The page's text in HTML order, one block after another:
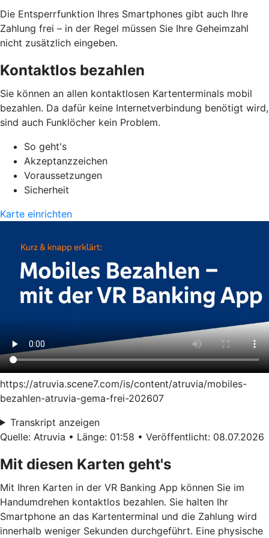
Die Entsperrfunktion Ihres Smartphones gibt auch Ihre
Zahlung frei – in der Regel müssen Sie Ihre Geheimzahl
nicht zusätzlich eingeben.
Kontaktlos bezahlen
Sie können an allen kontaktlosen Kartenterminals mobil
bezahlen. Da dafür keine Internetverbindung benötigt wird,
sind auch Funklöcher kein Problem.
So geht's
Akzeptanzzeichen
Voraussetzungen
Sicherheit
Karte einrichten
https://atruvia.scene7.com/is/content/atruvia/mobiles-
bezahlen-atruvia-gema-frei-202607
Transkript anzeigen
Quelle: Atruvia • Länge: 01:58 • Veröffentlicht: 08.07.2026
Mit diesen Karten geht's
Mit Ihren Karten in der VR Banking App können Sie im
Handumdrehen kontaktlos bezahlen. Sie halten Ihr
Smartphone an das Kartenterminal und die Zahlung wird
innerhalb weniger Sekunden durchgeführt. Eine physische